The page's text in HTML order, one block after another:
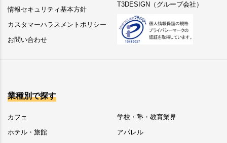
情報セキュリティ基本方針
カスタマーハラスメントポリシー
お問い合わせ
T3DESIGN（グループ会社）
業種別で探す
カフェ
ホテル・旅館
学校・塾・教育業界
アパレル